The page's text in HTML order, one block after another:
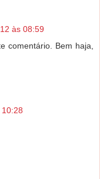
às 08:59
comentário. Bem haja,